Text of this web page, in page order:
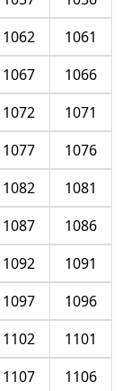
1061
1062
1066
1067
1071
1072
1076
1077
1081
1082
1086
1087
1091
1092
1096
1097
1101
1102
1106
1107